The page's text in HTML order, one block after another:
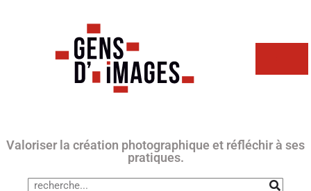
Valoriser la création photographique et réfléchir à ses
pratiques.